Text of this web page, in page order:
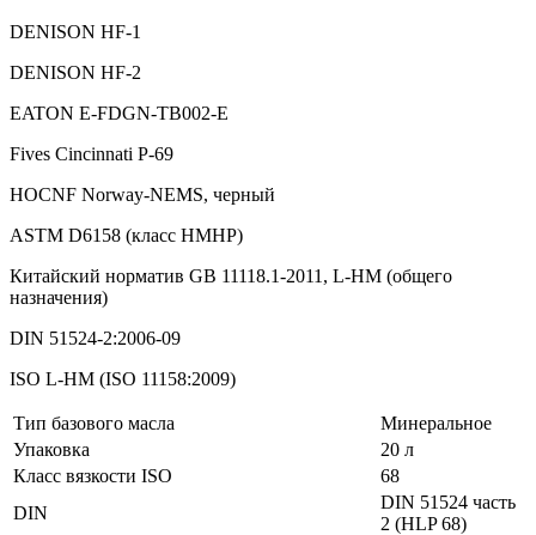
DENISON HF-1
DENISON HF-2
EATON E-FDGN-TB002-E
Fives Cincinnati P-69
HOCNF Norway-NEMS, черный
ASTM D6158 (класс HMHP)
Китайский норматив GB 11118.1-2011, L-HM (общего
назначения)
DIN 51524-2:2006-09
ISO L-HM (ISO 11158:2009)
Тип базового масла
Минеральное
Упаковка
20 л
Класс вязкости ISO
68
DIN
DIN 51524 часть
2 (HLP 68)